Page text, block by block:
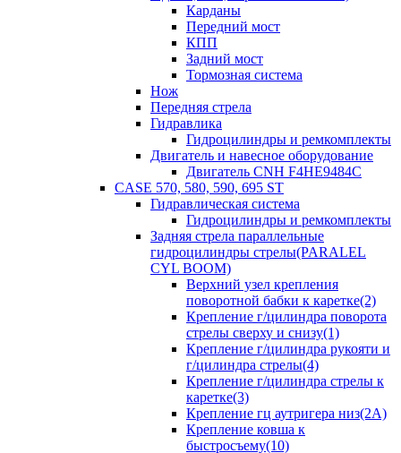
Карданы
Передний мост
КПП
Задний мост
Тормозная система
Нож
Передняя стрела
Гидравлика
Гидроцилиндры и ремкомплекты
Двигатель и навесное оборудование
Двигатель CNH F4HE9484C
CASE 570, 580, 590, 695 ST
Гидравлическая система
Гидроцилиндры и ремкомплекты
Задняя стрела параллельные
гидроцилиндры стрелы(PARALEL
CYL BOOM)
Верхний узел крепления
поворотной бабки к каретке(2)
Крепление г/цилиндра поворота
стрелы сверху и снизу(1)
Крепление г/цилиндра рукояти и
г/цилиндра стрелы(4)
Крепление г/цилиндра стрелы к
каретке(3)
Крепление гц аутригера низ(2А)
Крепление ковша к
быстросъему(10)